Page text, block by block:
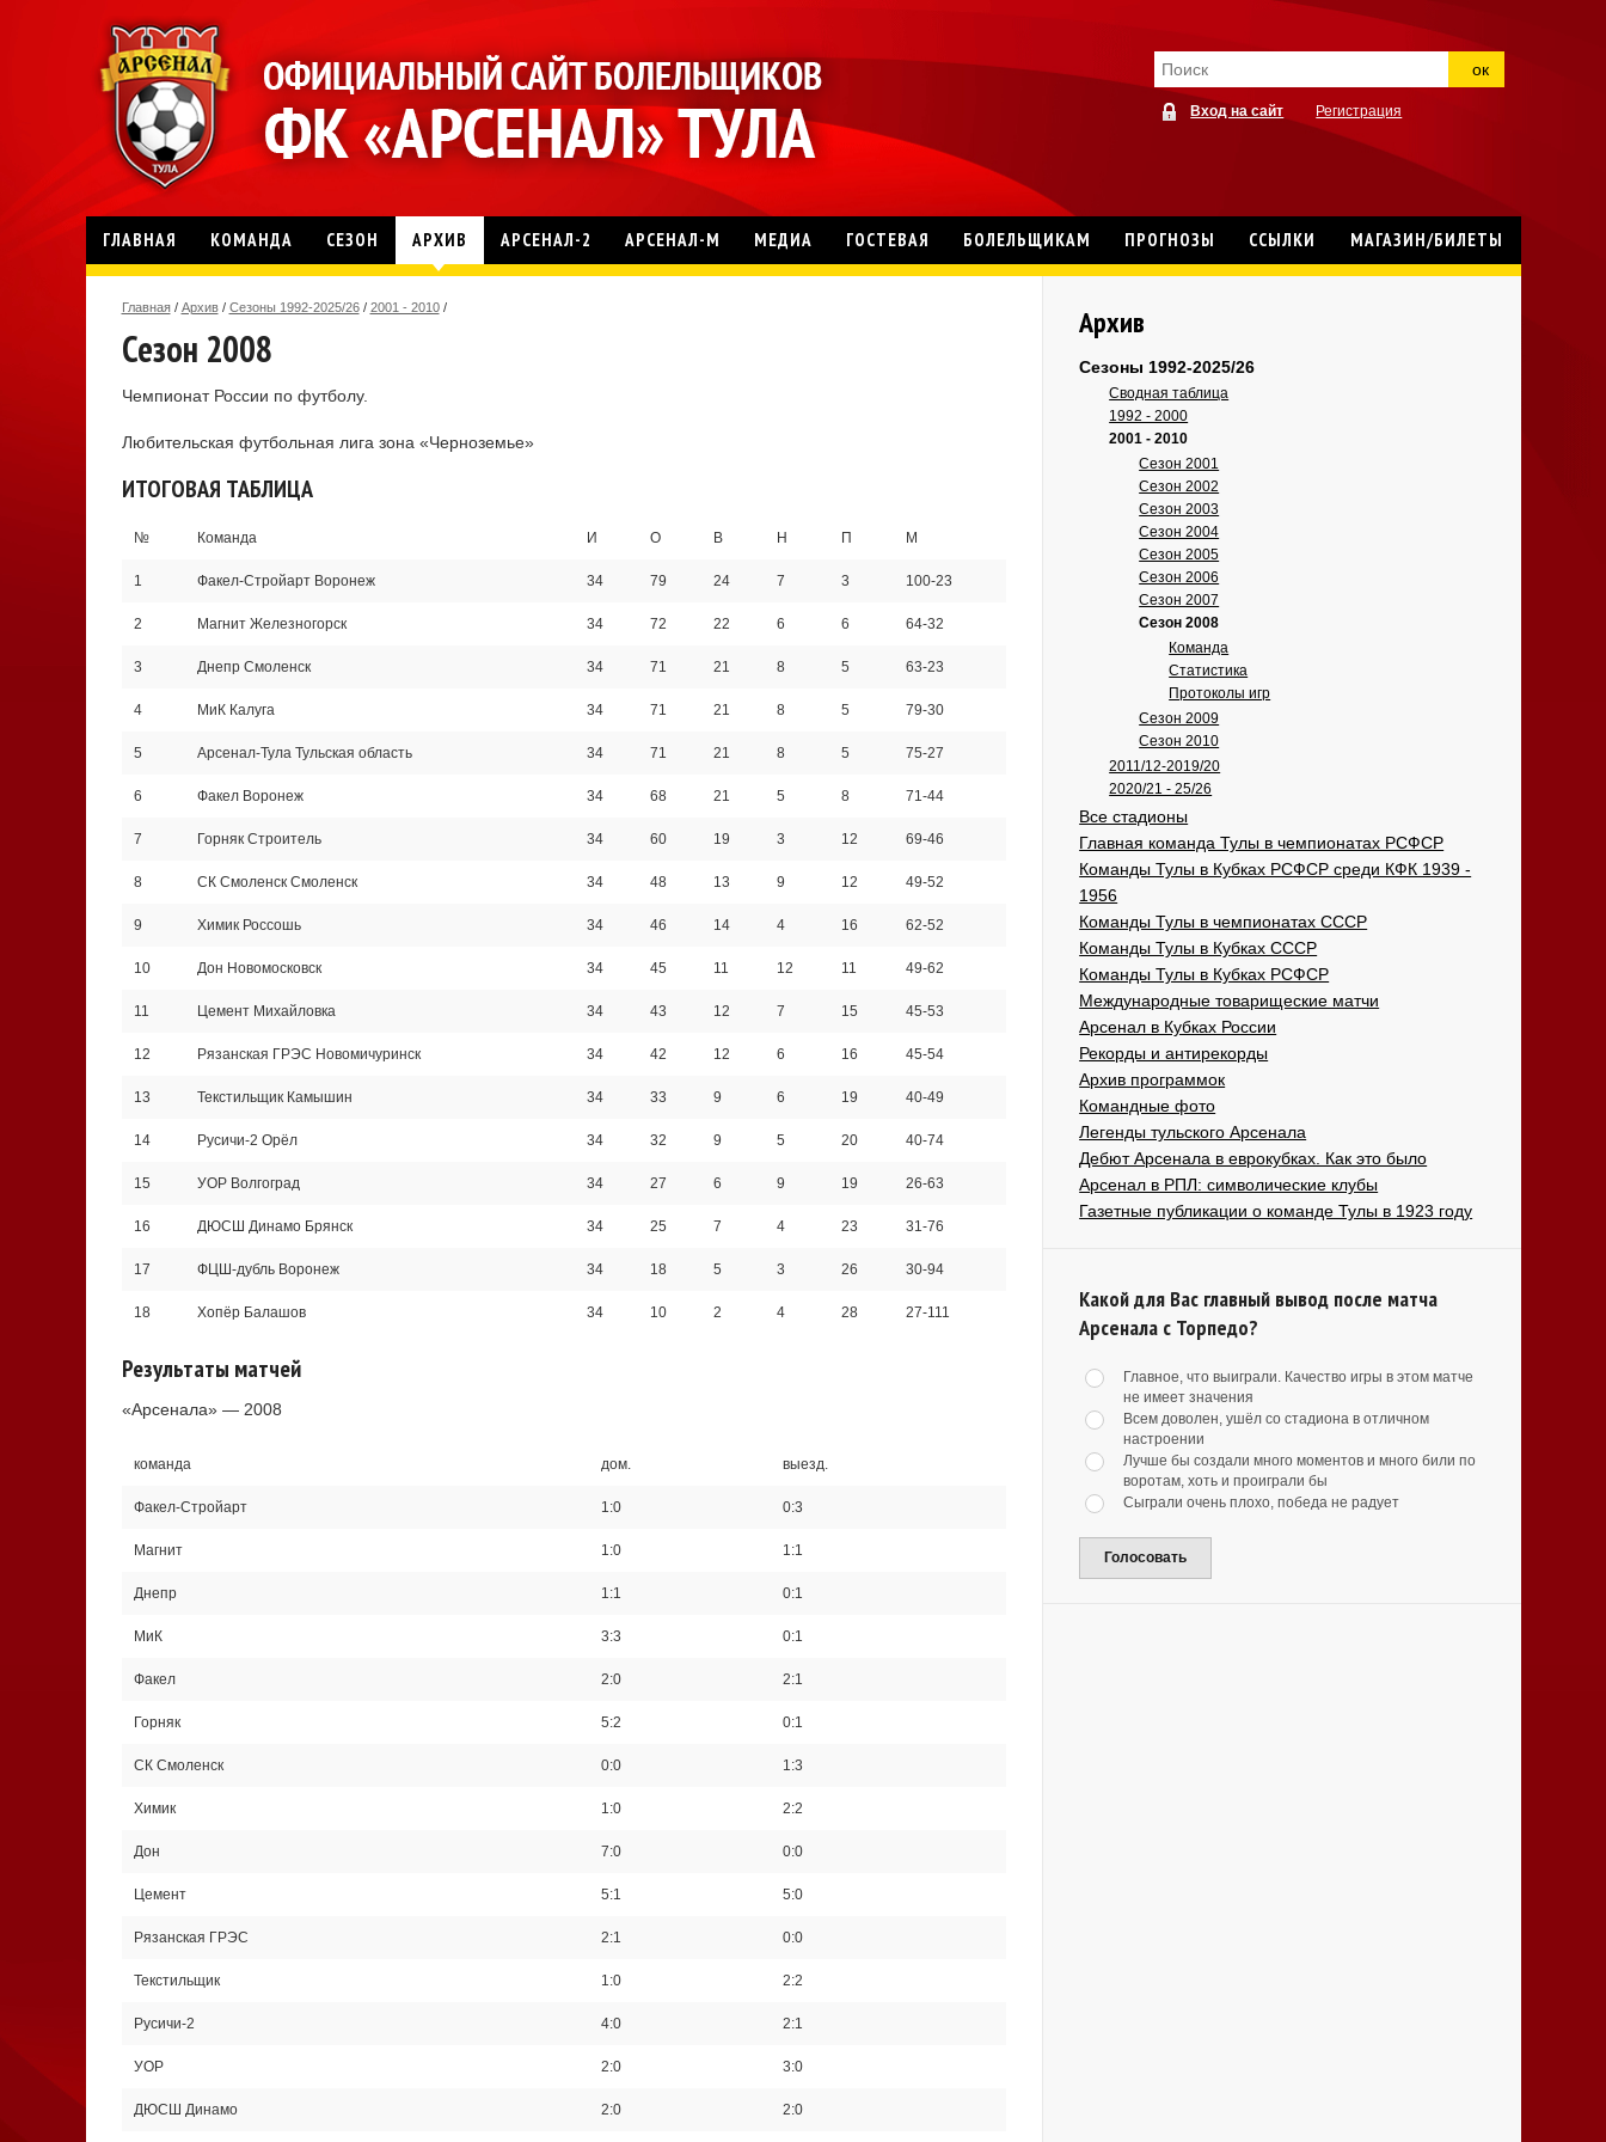
ок
Вход на сайт Регистрация
ГЛАВНАЯ КОМАНДА СЕЗОН АРХИВ АРСЕНАЛ-2 АРСЕНАЛ-М МЕДИА ГОСТЕВАЯ БОЛЕЛЬЩИКАМ ПРОГНОЗЫ ССЫЛКИ МАГАЗИН/БИЛЕТЫ
Главная / Архив / Сезоны 1992-2025/26 / 2001 - 2010 /
Сезон 2008
Чемпионат России по футболу.
Любительская футбольная лига зона «Черноземье»
ИТОГОВАЯ ТАБЛИЦА
№ Команда И О В Н П М
1 Факел-Стройарт Воронеж 34 79 24 7 3 100-23
2 Магнит Железногорск 34 72 22 6 6 64-32
3 Днепр Смоленск 34 71 21 8 5 63-23
4 МиК Калуга 34 71 21 8 5 79-30
5 Арсенал-Тула Тульская область 34 71 21 8 5 75-27
6 Факел Воронеж 34 68 21 5 8 71-44
7 Горняк Строитель 34 60 19 3 12 69-46
8 СК Смоленск Смоленск 34 48 13 9 12 49-52
9 Химик Россошь 34 46 14 4 16 62-52
10 Дон Новомосковск 34 45 11 12 11 49-62
11 Цемент Михайловка 34 43 12 7 15 45-53
12 Рязанская ГРЭС Новомичуринск 34 42 12 6 16 45-54
13 Текстильщик Камышин 34 33 9 6 19 40-49
14 Русичи-2 Орёл 34 32 9 5 20 40-74
15 УОР Волгоград 34 27 6 9 19 26-63
16 ДЮСШ Динамо Брянск 34 25 7 4 23 31-76
17 ФЦШ-дубль Воронеж 34 18 5 3 26 30-94
18 Хопёр Балашов 34 10 2 4 28 27-111
Результаты матчей
«Арсенала» — 2008
команда дом. выезд.
Факел-Стройарт 1:0 0:3
Магнит 1:0 1:1
Днепр 1:1 0:1
МиК 3:3 0:1
Факел 2:0 2:1
Горняк 5:2 0:1
СК Смоленск 0:0 1:3
Химик 1:0 2:2
Дон 7:0 0:0
Цемент 5:1 5:0
Рязанская ГРЭС 2:1 0:0
Текстильщик 1:0 2:2
Русичи-2 4:0 2:1
УОР 2:0 3:0
ДЮСШ Динамо 2:0 2:0
Архив
Сезоны 1992-2025/26
Сводная таблица
1992 - 2000
2001 - 2010
Сезон 2001
Сезон 2002
Сезон 2003
Сезон 2004
Сезон 2005
Сезон 2006
Сезон 2007
Сезон 2008
Команда
Статистика
Протоколы игр
Сезон 2009
Сезон 2010
2011/12-2019/20
2020/21 - 25/26
Все стадионы
Главная команда Тулы в чемпионатах РСФСР
Команды Тулы в Кубках РСФСР среди КФК 1939 -
1956
Команды Тулы в чемпионатах СССР
Команды Тулы в Кубках СССР
Команды Тулы в Кубках РСФСР
Международные товарищеские матчи
Арсенал в Кубках России
Рекорды и антирекорды
Архив программок
Командные фото
Легенды тульского Арсенала
Дебют Арсенала в еврокубках. Как это было
Арсенал в РПЛ: символические клубы
Газетные публикации о команде Тулы в 1923 году
Какой для Вас главный вывод после матча
Арсенала с Торпедо?
Главное, что выиграли. Качество игры в этом матче
не имеет значения
Всем доволен, ушёл со стадиона в отличном
настроении
Лучше бы создали много моментов и много били по
воротам, хоть и проиграли бы
Сыграли очень плохо, победа не радует
Голосовать